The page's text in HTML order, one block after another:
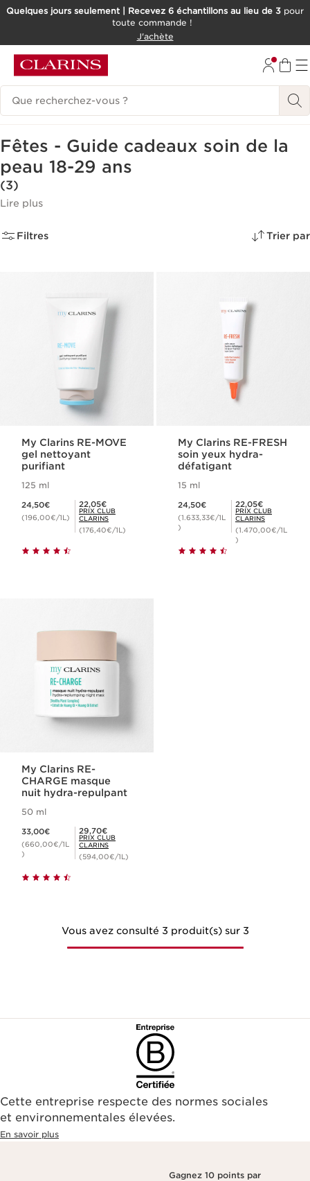
ALLER AU CONTENU
Quelques jours seulement | Recevez 6 échantillons au lieu de 3 pour
toute commande !
J'achète
Historique des recherches
Fêtes - Guide cadeaux soin de la
peau 18-29 ans
(3)
Lire plus
Filtres Trier par
My Clarins RE-MOVE
gel nettoyant
purifiant
125 ml
24,50€
(196,00€/1L)
Prix Club Clarins 22,05€
22,05€
PRIX CLUB
CLARINS
(176,40€/1L)
My Clarins RE-FRESH
soin yeux hydra-
défatigant
15 ml
24,50€
(1.633,33€/1L
)
Prix Club Clarins 22,05€
22,05€
PRIX CLUB
CLARINS
(1.470,00€/1L
)
My Clarins RE-
CHARGE masque
nuit hydra-repulpant
50 ml
33,00€
(660,00€/1L
)
Prix Club Clarins 29,70€
29,70€
PRIX CLUB
CLARINS
(594,00€/1L)
Vous avez consulté 3 produit(s) sur 3
Cette entreprise respecte des normes sociales
et environnementales élevées.
En savoir plus
Gagnez 10 points par